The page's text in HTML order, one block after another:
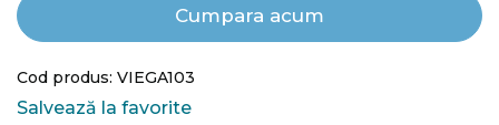
Cumpara acum
Cod produs: VIEGA103
Salvează la favorite